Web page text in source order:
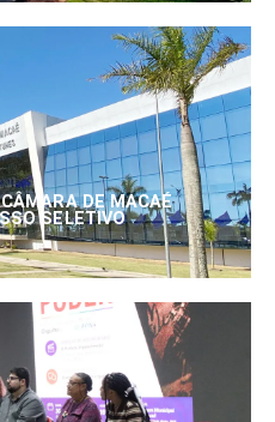
DE MACAÉ
SELETIVO